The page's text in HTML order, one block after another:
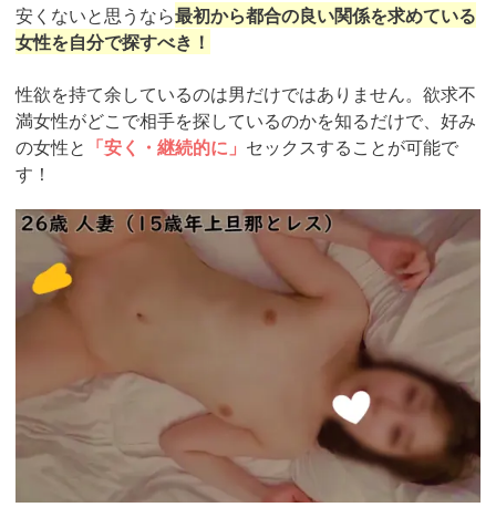
安くないと思うなら最初から都合の良い関係を求めている
女性を自分で探すべき！
性欲を持て余しているのは男だけではありません。欲求不
満女性がどこで相手を探しているのかを知るだけで、好み
の女性と 「安く・継続的に」 セックスすることが可能で
す！
https://pcmax.jp/lp/?
ad_id=rm307152